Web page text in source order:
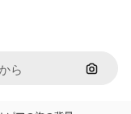
画像で